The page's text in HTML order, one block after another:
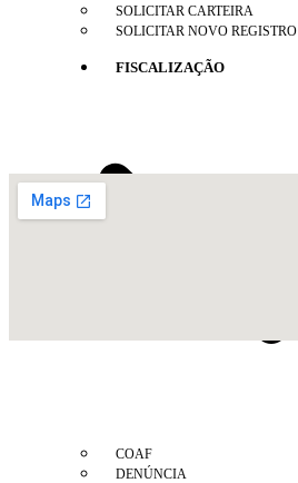
SOLICITAR CARTEIRA
SOLICITAR NOVO REGISTRO
FISCALIZAÇÃO
COAF
DENÚNCIA